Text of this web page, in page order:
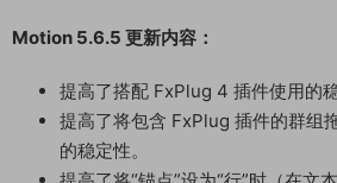
Motion 5.6.5 更新内容：
提高了搭配 FxPlug 4 插件使用的稳
提高了将包含 FxPlug 插件的群组
的稳定性。